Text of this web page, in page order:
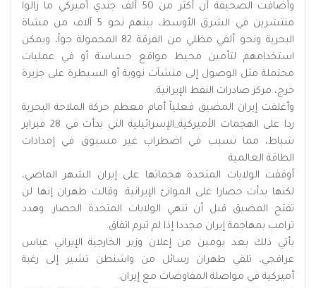
وأضافت الصحيفة أن أكثر من 50 ألف جندي أميركي ما زالوا
منتشرين في الشرق الأوسط، بينهم نحو 5 آلاف من مشاة
البحرية ونحو ألفي مظلي من الفرقة 82 المحمولة جواً، ويمكن
استخدامهم لتأمين محيط مواقع حساسة أو في عمليات
محتملة مثل الوصول إلى منشآت نووية أو السيطرة على جزيرة
خرج، مركز صادرات النفط الإيرانية.
وأغلقت إيران المضيق فعلياً أمام معظم حركة الملاحة البحرية
ردا على الهجمات الأميركية_الإسرائيلية التي بدأت في ‌28 فبراير
شباط، مما ‌تسبب في اضطراب غير مسبوق في إمدادات
الطاقة العالمية
أوقفت الولايات المتحدة هجماتها ‌على إيران ⁠الشهر الماضي،
⁠لكنها بدأت حصارا على الموانئ الإيرانية. وقالت طهران إنها لن
تفتح المضيق قبل أن تنهي الولايات المتحدة الحصار. وهدد
ترامب بمهاجمة إيران مجددا إذا لم تبرم اتفاق.
يأتي ذلك بعد يومين من إعلان وزير الخارجية الإيراني عباس
عراقجي، تلقي طهران رسائل من واشنطن تشير إلى رغبة
أميركية في مواصلة المفاوضات مع إيران.